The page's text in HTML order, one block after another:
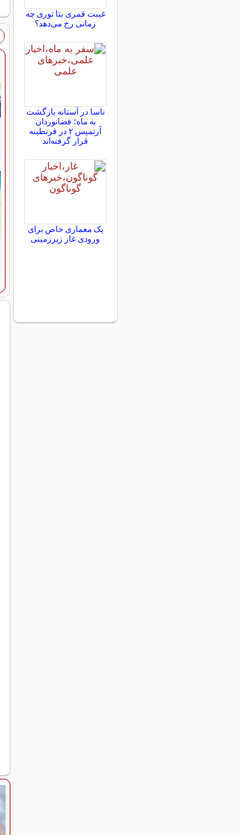
غیبت قمری بتا توری چه
زمانی رخ می‌دهد؟
ناسا در آستانه بازگشت
به ماه؛ فضانوردان
آرتمیس ۲ در قرنطینه
قرار گرفته‌اند
یک معماری خاص برای
ورودی غار زیرزمینی